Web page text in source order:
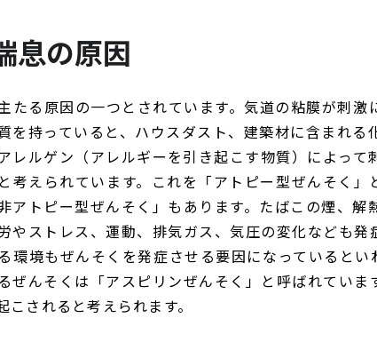
息の原因
たる原因の一つとされています。気道の粘膜が刺激
を持っていると、ハウスダスト、建築材に含まれる
レルゲン（アレルギーを引き起こす物質）によって
考えられています。これを「アトピー型ぜんそく」
アトピー型ぜんそく」もあります。たばこの煙、解
やストレス、運動、排気ガス、気圧の変化なども発
環境もぜんそくを発症させる要因になっているとい
ぜんそくは「アスピリンぜんそく」と呼ばれていま
こされると考えられます。